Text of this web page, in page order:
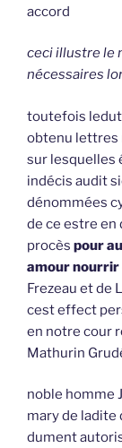
accord
ceci illustre le
nécessaires
toutefois ledut
obtenu lettres
sur lesquelles
indécis audit
dénommées
de ce estre en
procès pour
amour
Frezeau et de
cest effect
en notre cour
Mathurin
noble homme
mary de ladite
dument